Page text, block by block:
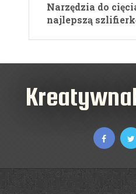
Narzędzia do
najlepszą